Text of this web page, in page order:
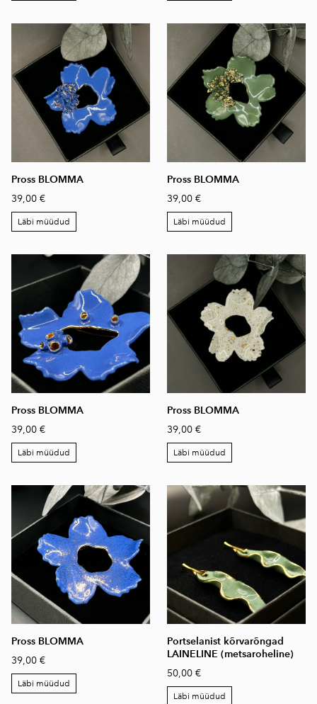
Pross BLOMMA
39,00 €
Läbi müüdud
Pross BLOMMA
39,00 €
Läbi müüdud
Pross BLOMMA
39,00 €
Läbi müüdud
Pross BLOMMA
39,00 €
Läbi müüdud
Pross BLOMMA
39,00 €
Läbi müüdud
Portselanist kõrvarõngad
LAINELINE (metsaroheline)
50,00 €
Läbi müüdud